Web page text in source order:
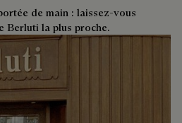
de main : laissez-vous
Berluti la plus proche.